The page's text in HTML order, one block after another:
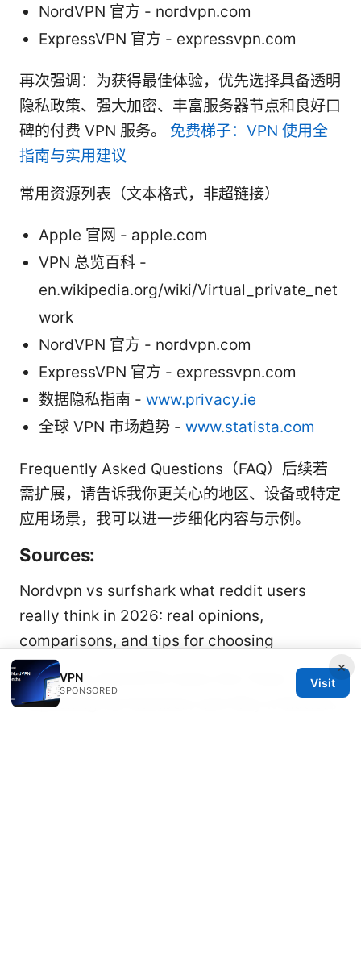
NordVPN 官方 - nordvpn.com
ExpressVPN 官方 - expressvpn.com
再次强调：为获得最佳体验，优先选择具备透明
隐私政策、强大加密、丰富服务器节点和良好口
碑的付费 VPN 服务。 免费梯子：VPN 使用全
指南与实用建议
常用资源列表（文本格式，非超链接）
Apple 官网 - apple.com
VPN 总览百科 -
en.wikipedia.org/wiki/Virtual_private_net
work
NordVPN 官方 - nordvpn.com
ExpressVPN 官方 - expressvpn.com
数据隐私指南 - www.privacy.ie
全球 VPN 市场趋势 - www.statista.com
Frequently Asked Questions（FAQ）后续若
需扩展，请告诉我你更关心的地区、设备或特定
应用场景，我可以进一步细化内容与示例。
Sources:
Nordvpn vs surfshark what reddit users
really think in 2026: real opinions,
comparisons, and tips for choosing
How Many NordVPN Users Are There
Unpacking the Numbers and Why It Matters
×
VPN
SPONSORED
Visit